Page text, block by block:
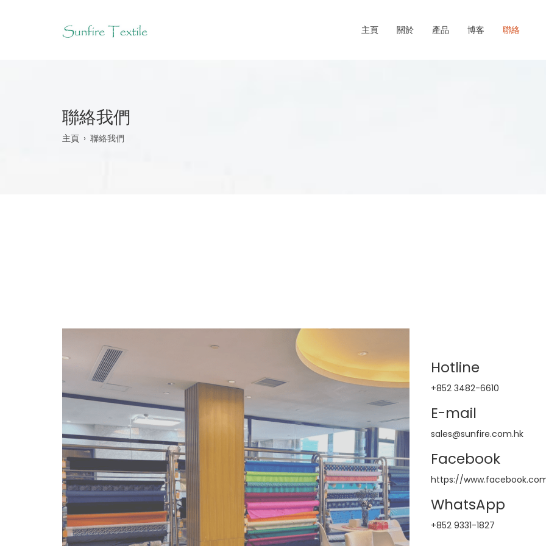
主頁 關於 產品 博客 聯絡
聯絡我們
Breadcrumb
主頁 聯絡我們
Hotline
+852 3482-6610​
E-mail
sales@sunfire.com.hk​
Facebook
https://
WhatsApp
+852 9331-1827​